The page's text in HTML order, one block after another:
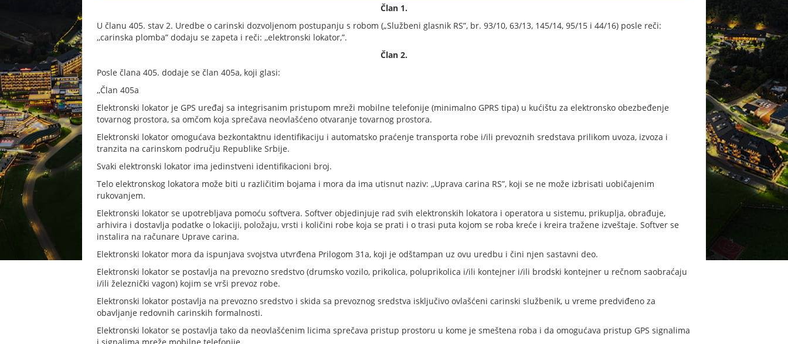
Član 1.
U članu 405. stav 2. Uredbe o carinski dozvoljenom postupanju s robom („Službeni glasnik RS”, br. 93/10, 63/13, 145/14, 95/15 i 44/16) posle reči:
,,carinska plomba” dodaju se zapeta i reči: ,,elektronski lokator,”.
Član 2.
Posle člana 405. dodaje se član 405a, koji glasi:
,,Član 405a
Elektronski lokator je GPS uređaj sa integrisanim pristupom mreži mobilne telefonije (minimalno GPRS tipa) u kućištu za elektronsko obezbeđenje
tovarnog prostora, sa omčom koja sprečava neovlašćeno otvaranje tovarnog prostora.
Elektronski lokator omogućava bezkontaktnu identifikaciju i automatsko praćenje transporta robe i/ili prevoznih sredstava prilikom uvoza, izvoza i
tranzita na carinskom području Republike Srbije.
Svaki elektronski lokator ima jedinstveni identifikacioni broj.
Telo elektronskog lokatora može biti u različitim bojama i mora da ima utisnut naziv: ,,Uprava carina RS”, koji se ne može izbrisati uobičajenim
rukovanjem.
Elektronski lokator se upotrebljava pomoću softvera. Softver objedinjuje rad svih elektronskih lokatora i operatora u sistemu, prikuplja, obrađuje,
arhivira i dostavlja podatke o lokaciji, položaju, vrsti i količini robe koja se prati i o trasi puta kojom se roba kreće i kreira tražene izveštaje. Softver se
instalira na računare Uprave carina.
Elektronski lokator mora da ispunjava svojstva utvrđena Prilogom 31a, koji je odštampan uz ovu uredbu i čini njen sastavni deo.
Elektronski lokator se postavlja na prevozno sredstvo (drumsko vozilo, prikolica, poluprikolica i/ili kontejner i/ili brodski kontejner u rečnom saobraćaju
i/ili železnički vagon) kojim se vrši prevoz robe.
Elektronski lokator postavlja na prevozno sredstvo i skida sa prevoznog sredstva isključivo ovlašćeni carinski službenik, u vreme predviđeno za
obavljanje redovnih carinskih formalnosti.
Elektronski lokator se postavlja tako da neovlašćenim licima sprečava pristup prostoru u kome je smeštena roba i da omogućava pristup GPS signalima